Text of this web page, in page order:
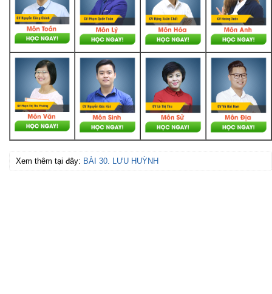
Xem thêm tại đây: BÀI 30. LƯU HUỲNH